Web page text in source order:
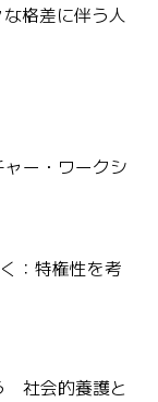
格差に伴う人
ー・ワークシ
：特権性を考
社会的養護と